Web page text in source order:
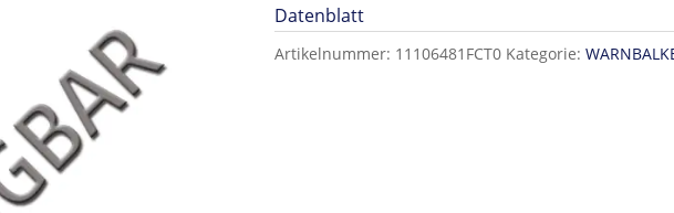
Datenblatt
Artikelnummer: 11106481FCT0 Kategorie: